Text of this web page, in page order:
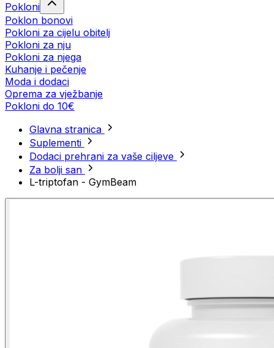
Pokloni
Poklon bonovi
Pokloni za cijelu obitelj
Pokloni za nju
Pokloni za njega
Kuhanje i pečenje
Moda i dodaci
Oprema za vježbanje
Pokloni do 10€
Glavna stranica
Suplementi
Dodaci prehrani za vaše ciljeve
Za bolji san
L-triptofan - GymBeam